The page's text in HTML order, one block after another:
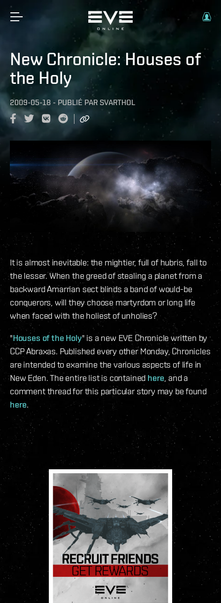
New Chronicle: Houses of
the Holy
2009-05-18 - PUBLIÉ PAR SVARTHOL
It is almost inevitable: the mightier, full of hubris, fall to
the lesser. When the greed of stealing a planet from a
backward Amarrian sect blinds a band of would-be
conquerors, will they choose martyrdom or long life
when faced with the holiest of unholies?
"Houses of the Holy" is a new EVE Chronicle written by
CCP Abraxas. Published every other Monday, Chronicles
are intended to examine the various aspects of life in
New Eden. The entire list is contained here, and a
comment thread for this particular story may be found
here.